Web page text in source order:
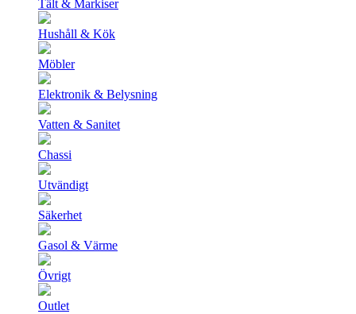
Tält & Markiser
Hushåll & Kök
Möbler
Elektronik & Belysning
Vatten & Sanitet
Chassi
Utvändigt
Säkerhet
Gasol & Värme
Övrigt
Outlet